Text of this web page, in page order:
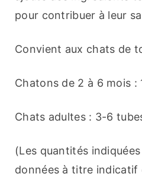
pour contribuer à leur
Convient aux chats de
Chatons de 2 à 6 mois :
Chats adultes : 3-6
(Les quantités
données à titre indicatif